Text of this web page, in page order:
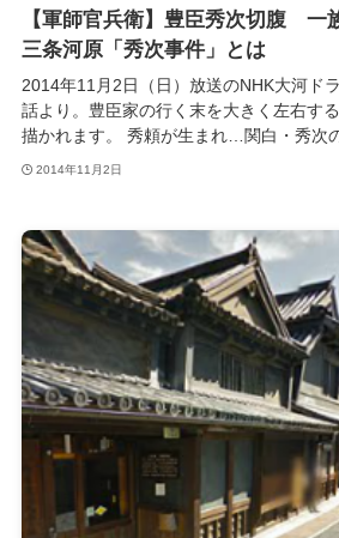
【軍師官兵衛】豊臣秀次切腹 一
三条河原「秀次事件」とは
2014年11月2日（日）放送のNHK大河ド
話より。豊臣家の行く末を大きく左右す
描かれます。 秀頼が生まれ…関白・秀次
2014年11月2日